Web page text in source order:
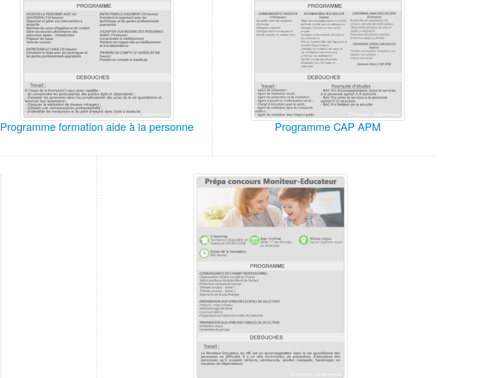
Programme formation aide à la personne Programme CAP APM